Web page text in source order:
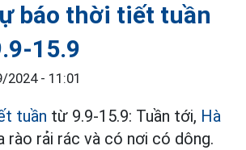
báo thời tiết tuần
15.9
2024 - 11:01
tuần từ 9.9-15.9: Tuần tới, Hà
rào rải rác và có nơi có dông.